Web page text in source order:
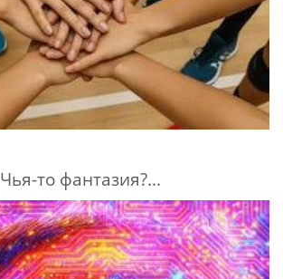
Чья-то фантазия?...